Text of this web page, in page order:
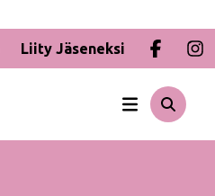
Liity Jäseneksi